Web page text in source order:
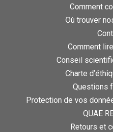
Comment
Où trouver
Comment
Conseil
Charte
Questions
Protection de vos
QUAE
Retours et